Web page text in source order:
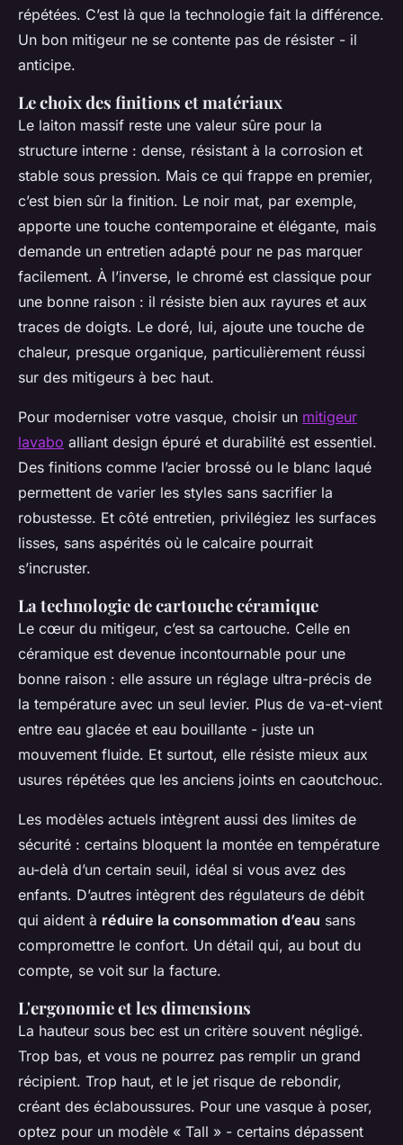
répétées. C’est là que la technologie fait la différence.
Un bon mitigeur ne se contente pas de résister - il
anticipe.
Le choix des finitions et matériaux
Le laiton massif reste une valeur sûre pour la
structure interne : dense, résistant à la corrosion et
stable sous pression. Mais ce qui frappe en premier,
c’est bien sûr la finition. Le noir mat, par exemple,
apporte une touche contemporaine et élégante, mais
demande un entretien adapté pour ne pas marquer
facilement. À l’inverse, le chromé est classique pour
une bonne raison : il résiste bien aux rayures et aux
traces de doigts. Le doré, lui, ajoute une touche de
chaleur, presque organique, particulièrement réussi
sur des mitigeurs à bec haut.
Pour moderniser votre vasque, choisir un mitigeur
lavabo alliant design épuré et durabilité est essentiel.
Des finitions comme l’acier brossé ou le blanc laqué
permettent de varier les styles sans sacrifier la
robustesse. Et côté entretien, privilégiez les surfaces
lisses, sans aspérités où le calcaire pourrait
s’incruster.
La technologie de cartouche céramique
Le cœur du mitigeur, c’est sa cartouche. Celle en
céramique est devenue incontournable pour une
bonne raison : elle assure un réglage ultra-précis de
la température avec un seul levier. Plus de va-et-vient
entre eau glacée et eau bouillante - juste un
mouvement fluide. Et surtout, elle résiste mieux aux
usures répétées que les anciens joints en caoutchouc.
Les modèles actuels intègrent aussi des limites de
sécurité : certains bloquent la montée en température
au-delà d’un certain seuil, idéal si vous avez des
enfants. D’autres intègrent des régulateurs de débit
qui aident à réduire la consommation d’eau sans
compromettre le confort. Un détail qui, au bout du
compte, se voit sur la facture.
L'ergonomie et les dimensions
La hauteur sous bec est un critère souvent négligé.
Trop bas, et vous ne pourrez pas remplir un grand
récipient. Trop haut, et le jet risque de rebondir,
créant des éclaboussures. Pour une vasque à poser,
optez pour un modèle « Tall » - certains dépassent